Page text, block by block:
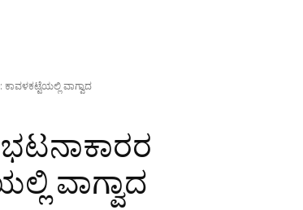
ವಾಗ್ವಾದ
ವಾಗ್ವಾದ